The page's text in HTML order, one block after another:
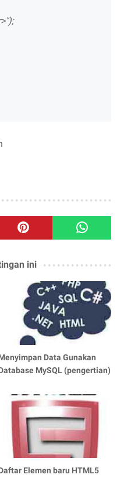
ini
Data Gunakan
MySQL (pengertian)
Elemen baru HTML5